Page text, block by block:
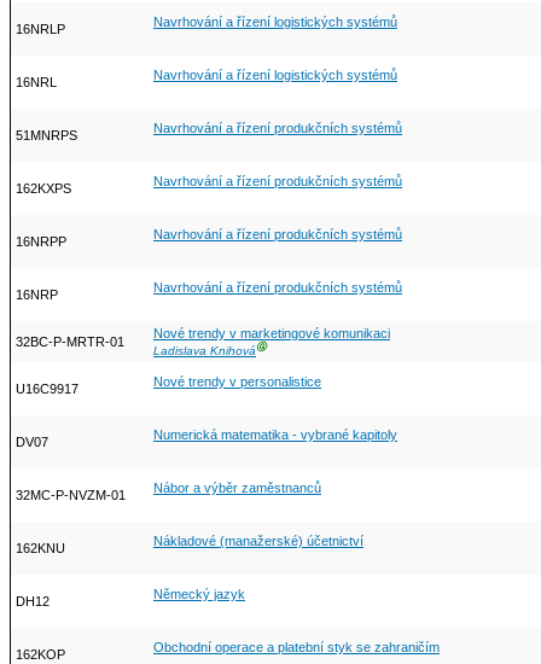
16NRLP Navrhování a řízení logistických systémů
16NRL Navrhování a řízení logistických systémů
51MNRPS Navrhování a řízení produkčních systémů
162KXPS Navrhování a řízení produkčních systémů
16NRPP Navrhování a řízení produkčních systémů
16NRP Navrhování a řízení produkčních systémů
32BC-P-MRTR-01
Nové trendy v marketingové komunikaci
Ladislava KnihováⒼ
U16C9917 Nové trendy v personalistice
DV07 Numerická matematika - vybrané kapitoly
32MC-P-NVZM-01 Nábor a výběr zaměstnanců
162KNU Nákladové (manažerské) účetnictví
DH12 Německý jazyk
162KOP Obchodní operace a platební styk se zahraničím